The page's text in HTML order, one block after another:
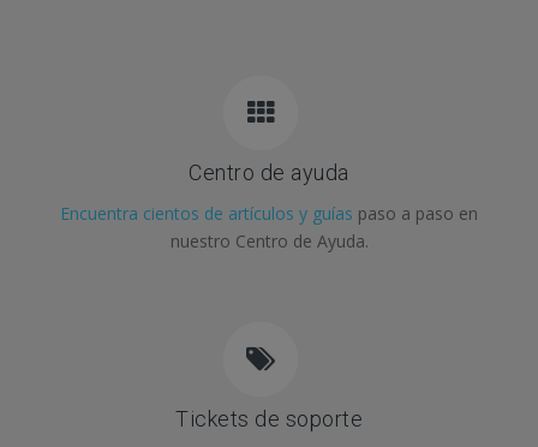
Centro de ayuda
Encuentra cientos de artículos y guías paso a paso en
nuestro Centro de Ayuda.
Tickets de soporte